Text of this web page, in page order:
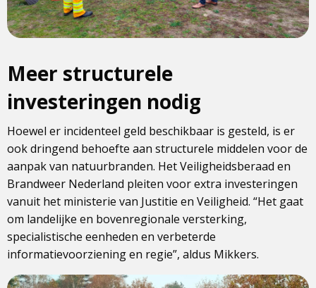
Meer structurele
investeringen nodig
Hoewel er incidenteel geld beschikbaar is gesteld, is er
ook dringend behoefte aan structurele middelen voor de
aanpak van natuurbranden. Het Veiligheidsberaad en
Brandweer Nederland pleiten voor extra investeringen
vanuit het ministerie van Justitie en Veiligheid. “Het gaat
om landelijke en bovenregionale versterking,
specialistische eenheden en verbeterde
informatievoorziening en regie”, aldus Mikkers.